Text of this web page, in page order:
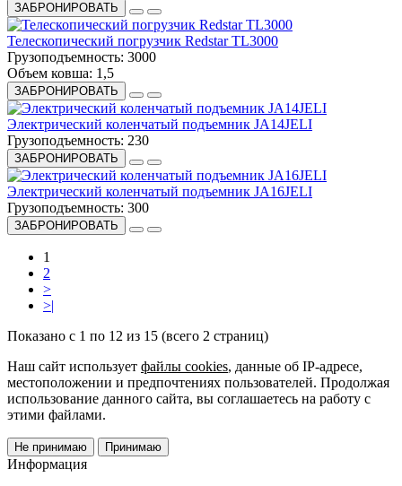
ЗАБРОНИРОВАТЬ
Телескопический погрузчик Redstar TL3000
Грузоподъемность: 3000
Объем ковша: 1,5
ЗАБРОНИРОВАТЬ
Электрический коленчатый подъемник JA14JELI
Грузоподъемность: 230
ЗАБРОНИРОВАТЬ
Электрический коленчатый подъемник JA16JELI
Грузоподъемность: 300
ЗАБРОНИРОВАТЬ
1
2
>
>|
Показано с 1 по 12 из 15 (всего 2 страниц)
Наш сайт использует файлы cookies, данные об IP-адресе,
местоположении и предпочтениях пользователей. Продолжая
использование данного сайта, вы соглашаетесь на работу с
этими файлами.
Не принимаю Принимаю
Информация